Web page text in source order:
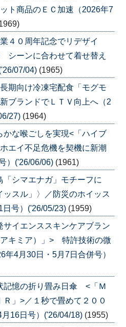
ト商品のＥＣ加速（2026年7
４０周年記念でリデザイ
ーンに合わせて着せ替え
07/04) (1965)
期向け冷凍宅配食「モグモ
ブランドでＬＴＶ向上へ（2
27) (1964)
な喉ごしを実現<「ハイブ
エイ不足危機を契機に新潮
）('26/06/06) (1961)
シマエナガ」モチーフに
ッスル」〉／防災のホイッス
日号）('26/05/23) (1959)
サイエンススキンケアブラン
キミア）」> 特許技術の微
年4月30日・5月7日合併号）
記憶の折り畳み日傘 <「Ｍ
」>／１秒で畳めて２００
16日号）('26/04/18) (1955)